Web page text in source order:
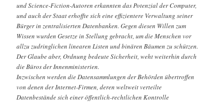
und Science-Fiction-Autoren erkannten das Potenzial der Computer,
und auch der Staat erhoffte sich eine effizientere Verwaltung seiner
Bürger in zentralisierten Datenbanken. Gegen diesen Willen zum
Wissen wurden Gesetze in Stellung gebracht, um die Menschen vor
allzu zudringlichen linearen Listen und binären Bäumen zu schützen.
Der Glaube aber, Ordnung bedeute Sicherheit, weht weiterhin durch
die Büros der Innenministerien.
Inzwischen werden die Datensammlungen der Behörden übertroffen
von denen der Internet-Firmen, deren weltweit verteilte
Datenbestände sich einer öffentlich-rechtlichen Kontrolle